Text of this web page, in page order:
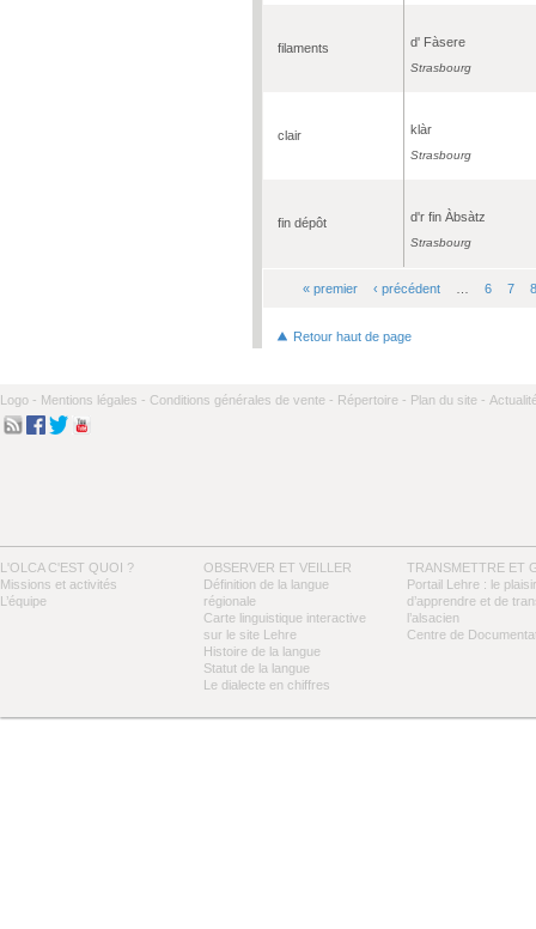
filaments d' Fàsere
Strasbourg
clair klàr
Strasbourg
fin dépôt d'r fin Àbsàtz
Strasbourg
Pages« premier ‹ précédent 6 7 8
Retour haut de page
Logo - Mentions légales - Conditions générales de vente - Répertoire - Plan du site -
L'OLCA C'EST QUOI ?
Missions et activités
L’équipe
OBSERVER ET VEILLER
Définition de la langue
régionale
Carte linguistique interactive
sur le site Lehre
Histoire de la langue
Statut de la langue
Le dialecte en chiffres
TRANSMETTRE ET
Portail Lehre : le plaisir
d’apprendre et de
l’alsacien
Centre de